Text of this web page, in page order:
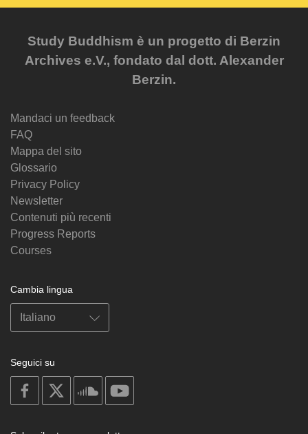
Study Buddhism è un progetto di Berzin
Archives e.V., fondato dal dott. Alexander
Berzin.
Mandaci un feedback
FAQ
Mappa del sito
Glossario
Privacy Policy
Newsletter
Contenuti più recenti
Progress Reports
Courses
Cambia lingua
Seguici su
on
facebook
soundcloud